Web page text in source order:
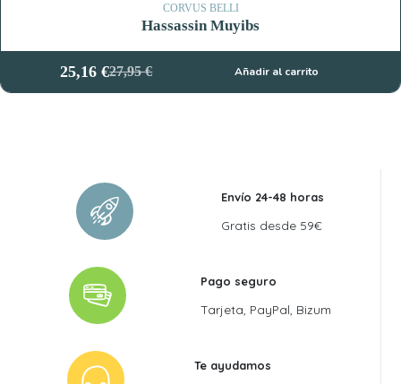
CORVUS BELLI
Hassassin Muyibs
27,95€
El
precio
25,16€El
precio
Añadir al carrito
Envío 24-48 horas
Gratis desde 59€
Pago seguro
Tarjeta, PayPal, Bizum
Te ayudamos